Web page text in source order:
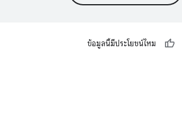
ข้อมูลนี้มีประโยชน์ไหม